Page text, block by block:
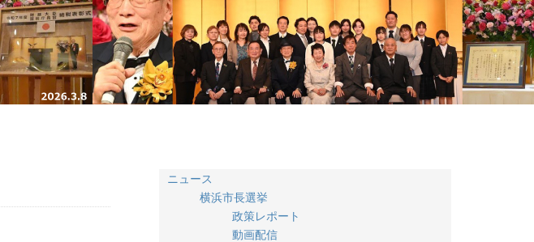
ニュース
横浜市長選挙
政策レポート
動画配信